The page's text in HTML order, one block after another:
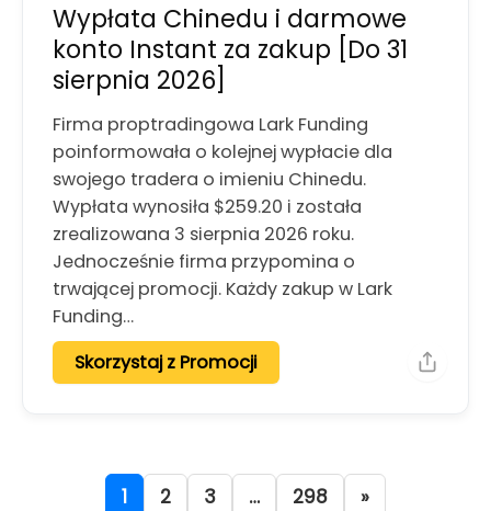
Wypłata Chinedu i darmowe
konto Instant za zakup [Do 31
sierpnia 2026]
Firma proptradingowa Lark Funding
poinformowała o kolejnej wypłacie dla
swojego tradera o imieniu Chinedu.
Wypłata wynosiła $259.20 i została
zrealizowana 3 sierpnia 2026 roku.
Jednocześnie firma przypomina o
trwającej promocji. Każdy zakup w Lark
Funding…
Skorzystaj z Promocji
1 2 3 … 298 »